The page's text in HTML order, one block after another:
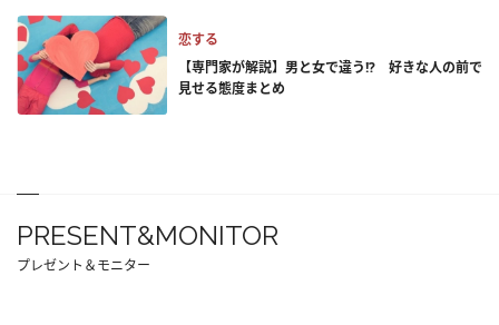
恋する
【専門家が解説】男と女で違う!? 好きな人の前で
見せる態度まとめ
PRESENT&MONITOR
プレゼント＆モニター